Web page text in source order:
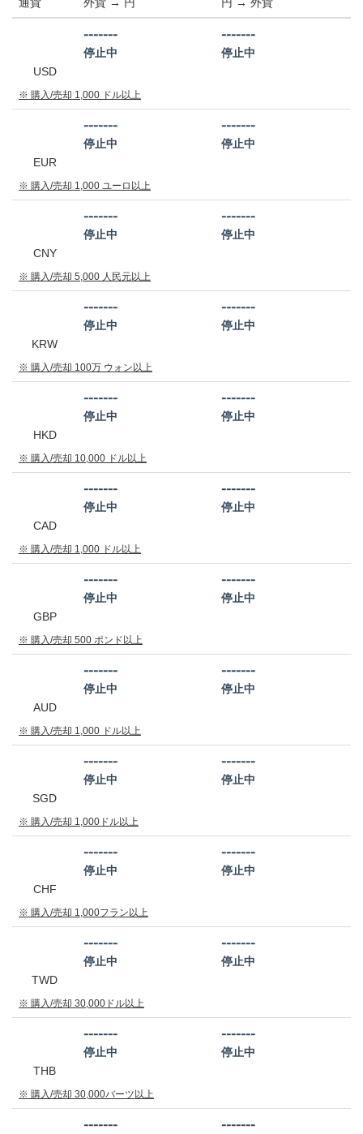
USD
-------
停止中
-------
停止中
※ 購入/売却 1,000 ドル以上
EUR
-------
停止中
-------
停止中
※ 購入/売却 1,000 ユーロ以上
CNY
-------
停止中
-------
停止中
※ 購入/売却 5,000 人民元以上
KRW
-------
停止中
-------
停止中
※ 購入/売却 100万 ウォン以上
HKD
-------
停止中
-------
停止中
※ 購入/売却 10,000 ドル以上
CAD
-------
停止中
-------
停止中
※ 購入/売却 1,000 ドル以上
GBP
-------
停止中
-------
停止中
※ 購入/売却 500 ポンド以上
AUD
-------
停止中
-------
停止中
※ 購入/売却 1,000 ドル以上
SGD
-------
停止中
-------
停止中
※ 購入/売却 1,000ドル以上
CHF
-------
停止中
-------
停止中
※ 購入/売却 1,000フラン以上
TWD
-------
停止中
-------
停止中
※ 購入/売却 30,000ドル以上
THB
-------
停止中
-------
停止中
※ 購入/売却 30,000バーツ以上
------- -------